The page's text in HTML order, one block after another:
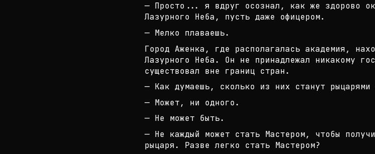
— Просто... я вдруг осознал, как же здорово
Лазурного Неба, пусть даже офицером.
— Мелко плаваешь.
Город Аженка, где располагалась академия,
Лазурного Неба. Он не принадлежал никакому
существовал вне границ стран.
— Как думаешь, сколько из них станут рыцарями
— Может, ни одного.
— Не может быть.
— Не каждый может стать Мастером, чтобы
рыцаря. Разве легко стать Мастером?